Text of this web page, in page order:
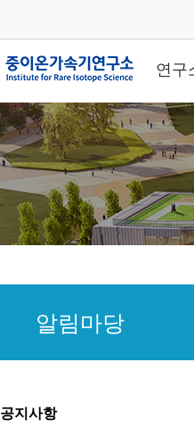
연구
알림마당
공지사항